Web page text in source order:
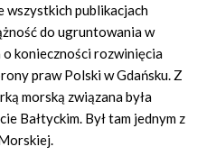
wszystkich publikacjach
do ugruntowania w
o konieczności rozwinięcia
praw Polski w Gdańsku. Z
morską związana była
Bałtyckim. Był tam jednym z